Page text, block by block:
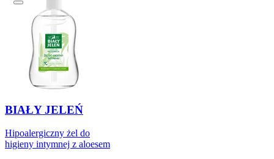
BIAŁY JELEŃ
Hipoalergiczny żel do
higieny intymnej z aloesem